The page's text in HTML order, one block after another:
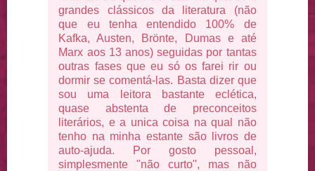
grandes clássicos da literatura (não
que eu tenha entendido 100% de
Kafka, Austen, Brönte, Dumas e até
Marx aos 13 anos) seguidas por tantas
outras fases que eu só os farei rir ou
dormir se comentá-las. Basta dizer que
sou uma leitora bastante eclética,
quase abstenta de preconceitos
literários, e a unica coisa na qual não
tenho na minha estante são livros de
auto-ajuda. Por gosto pessoal,
simplesmente "não curto", mas não